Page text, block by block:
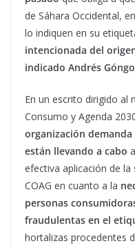
de Sáhara Occidental,
lo indiquen en su
intencionada del
indicado Andrés
En un escrito dirigido al
Consumo y Agenda
organización
están llevando a cabo
efectiva aplicación de
COAG en cuanto a la
personas
fraudulentas en el
hortalizas procedentes